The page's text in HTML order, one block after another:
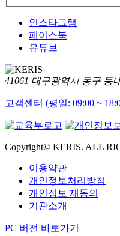
인스타그램
페이스북
유튜브
41061 대구광역시 동구 동
고객센터 (평일: 09:00 ~
Copyright© KERIS. ALL
이용약관
개인정보처리방침
개인정보 재동의
기관소개
PC 버전 바로가기